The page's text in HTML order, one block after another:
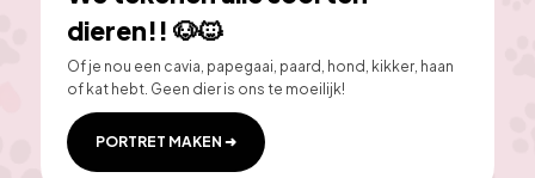
dieren!! 🐶🐱
Of je nou een cavia, papegaai, paard, hond, kikker, haan
of kat hebt. Geen dier is ons te moeilijk!
PORTRET MAKEN ➜